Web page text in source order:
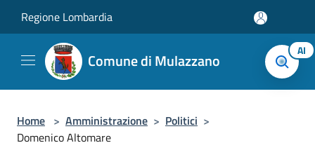
Regione Lombardia
Comune di Mulazzano AI
Home > Amministrazione > Politici >
Domenico Altomare